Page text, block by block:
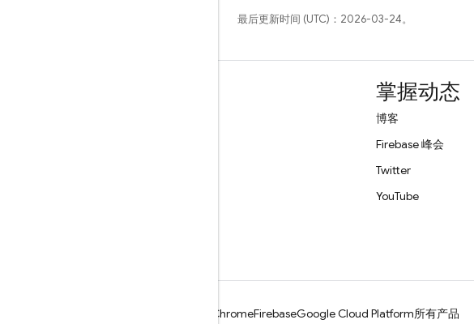
最后更新时间 (UTC)：2026-03-24。
掌握动态
博客
Firebase 峰会
Twitter
YouTube
ChromeFirebaseGoogle Cloud Platform所有产品